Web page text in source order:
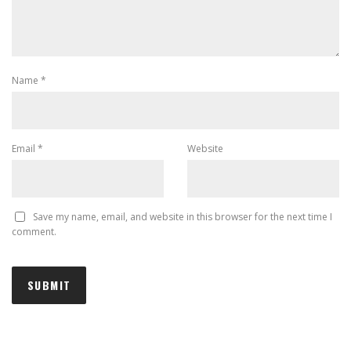
Name *
Email * Website
Save my name, email, and website in this browser for the next time I
comment.